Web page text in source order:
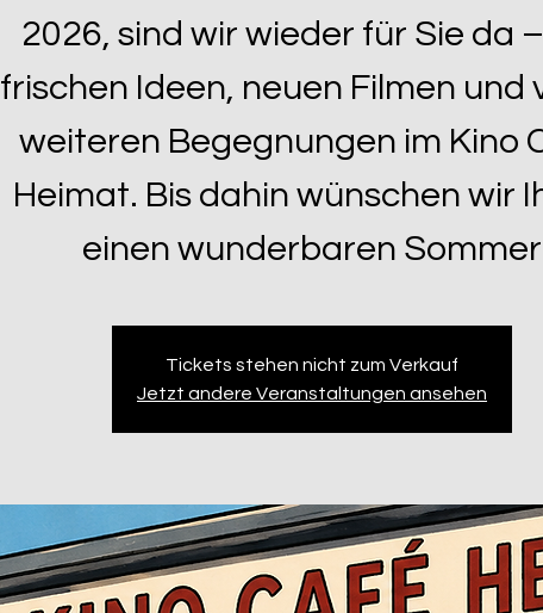
2026, sind wir wieder für Sie da
frischen Ideen, neuen Filmen und
weiteren Begegnungen im Kino
Heimat. Bis dahin wünschen wir
einen wunderbaren Sommer
Tickets stehen nicht zum Verkauf
Jetzt andere Veranstaltungen ansehen